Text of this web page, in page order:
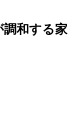
調和する家